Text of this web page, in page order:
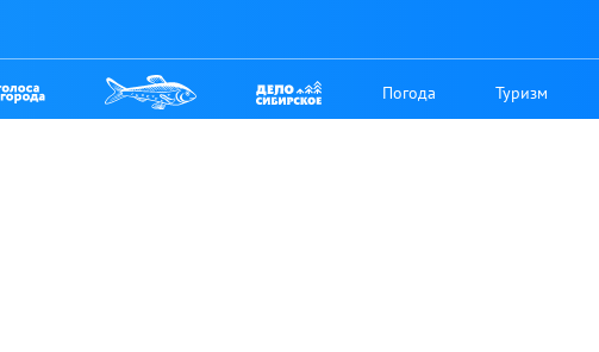
Погода Туризм